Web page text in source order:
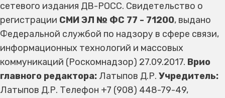
сетевого издания ДВ-РОСС. Свидетельство о
регистрации СМИ ЭЛ № ФС 77 - 71200, выдано
Федеральной службой по надзору в сфере связи,
информационных технологий и массовых
коммуникаций (Роскомнадзор) 27.09.2017. Врио
главного редактора: Латыпов Д.Р. Учредитель:
Латыпов Д.Р. Телефон +7 (908) 448-79-49,